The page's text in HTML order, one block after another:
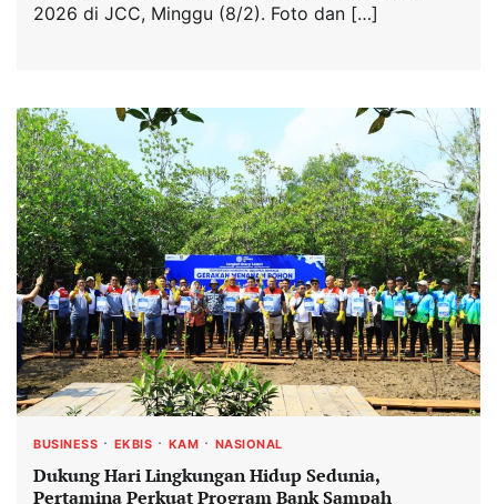
2026 di JCC, Minggu (8/2). Foto dan […]
BUSINESS EKBIS KAM NASIONAL
Dukung Hari Lingkungan Hidup Sedunia,
Pertamina Perkuat Program Bank Sampah